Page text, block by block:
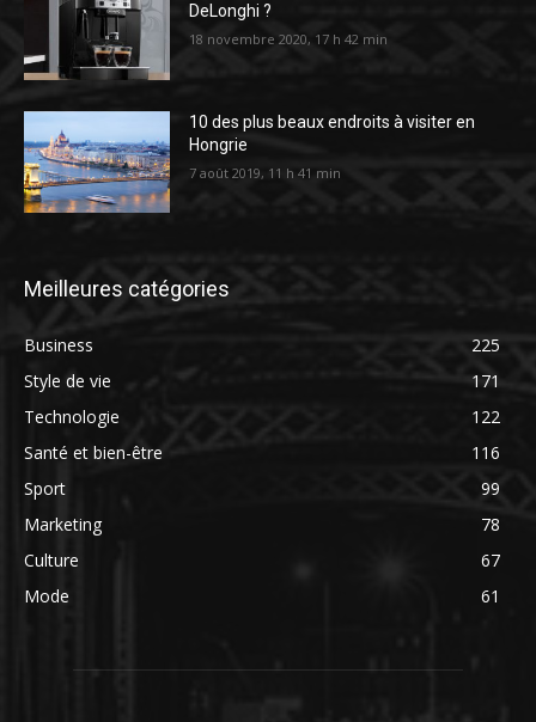
DeLonghi ?
18 novembre 2020, 17 h 42 min
10 des plus beaux endroits à visiter en
Hongrie
7 août 2019, 11 h 41 min
Meilleures catégories
Business
225
Style de vie
171
Technologie
122
Santé et bien-être
116
Sport
99
Marketing
78
Culture
67
Mode
61